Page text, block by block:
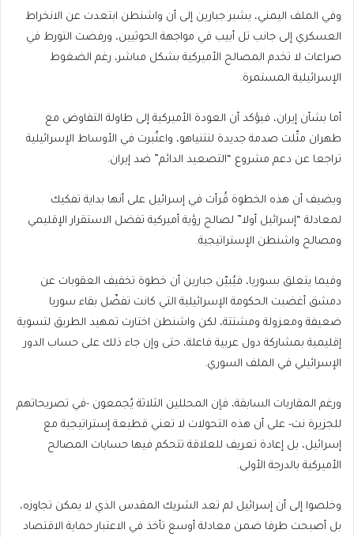
وفي الملف اليمني، يشير جبارين إلى أن واشنطن ابتعدت عن الانخراط
العسكري إلى جانب تل أبيب في مواجهة الحوثيين، ورفضت التورط في
صراعات لا تخدم المصالح الأميركية بشكل مباشر، رغم الضغوط
الإسرائيلية المستمرة.
أما بشأن إيران، فيؤكد أن العودة الأميركية إلى طاولة التفاوض مع
طهران مثّلت صدمة جديدة لنتنياهو، واعتُبرت في الأوساط الإسرائيلية
تراجعا عن دعم مشروع “التصعيد الدائم” ضد إيران.
ويضيف أن هذه الخطوة قُرأت في إسرائيل على أنها بداية تفكيك
لمعادلة “إسرائيل أولا” لصالح رؤية أميركية تفضل الاستقرار الإقليمي
ومصالح واشنطن الإستراتيجية.
وفيما يتعلق بسوريا، فيُبيّن جبارين أن خطوة تخفيف العقوبات عن
دمشق أغضبت الحكومة الإسرائيلية التي كانت تفضّل بقاء سوريا
ضعيفة ومعزولة ومشتتة، لكن واشنطن اختارت تمهيد الطريق لتسوية
إقليمية بمشاركة دول عربية فاعلة، حتى وإن جاء ذلك على حساب الدور
الإسرائيلي في الملف السوري.
ورغم المقاربات السابقة، فإن المحللين الثلاثة يُجمعون -في تصريحاتهم
للجزيرة نت- على أن هذه التحولات لا تعني قطيعة إستراتيجية مع
إسرائيل، بل إعادة تعريف للعلاقة تتحكم فيها حسابات المصالح
الأميركية بالدرجة الأولى.
وخلصوا إلى أن إسرائيل لم تعد الشريك المقدس الذي لا يمكن تجاوزه،
بل أصبحت طرفا ضمن معادلة أوسع تأخذ في الاعتبار حماية الاقتصاد